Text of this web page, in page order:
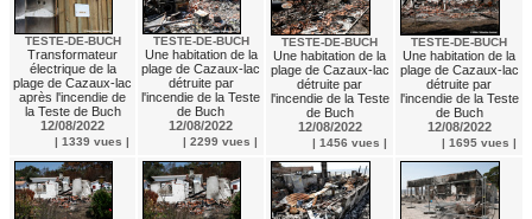
TESTE-DE-BUCH
Transformateur
électrique de la
plage de Cazaux-lac
après l'incendie de
la Teste de Buch
12/08/2022
| 1339 vues |
TESTE-DE-BUCH
Une habitation de la
plage de Cazaux-lac
détruite par
l'incendie de la Teste
de Buch
12/08/2022
| 2299 vues |
TESTE-DE-BUCH
Une habitation de la
plage de Cazaux-lac
détruite par
l'incendie de la Teste
de Buch
12/08/2022
| 1456 vues |
TESTE-DE-BUCH
Une habitation de la
plage de Cazaux-lac
détruite par
l'incendie de la Teste
de Buch
12/08/2022
| 1695 vues |